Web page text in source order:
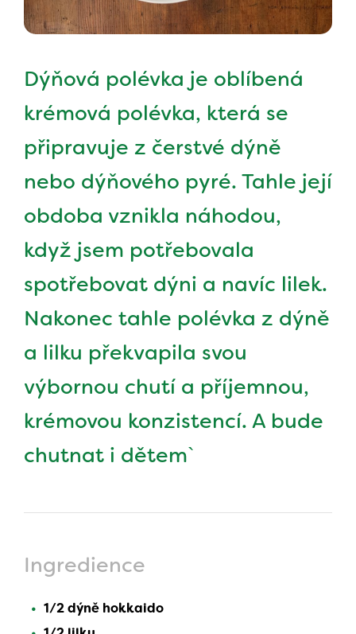
Dýňová polévka je oblíbená
krémová polévka, která se
připravuje z čerstvé dýně
nebo dýňového pyré. Tahle její
obdoba vznikla náhodou,
když jsem potřebovala
spotřebovat dýni a navíc lilek.
Nakonec tahle polévka z dýně
a lilku překvapila svou
výbornou chutí a příjemnou,
krémovou konzistencí. A bude
chutnat i dětem`
Ingredience
1/2 dýně hokkaido